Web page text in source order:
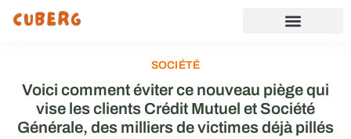
SOCIÉTÉ
Voici comment éviter ce nouveau piège qui
vise les clients Crédit Mutuel et Société
Générale, des milliers de victimes déjà pillés